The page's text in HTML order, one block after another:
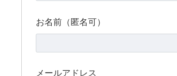
お名前（匿名可）
メールアドレス